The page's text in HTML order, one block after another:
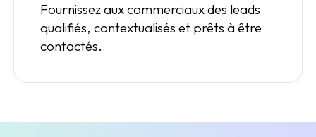
Fournissez aux commerciaux des leads
qualifiés, contextualisés et prêts à être
contactés.